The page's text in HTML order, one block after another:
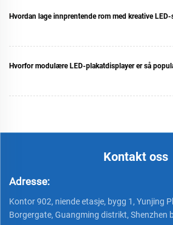
Hvordan lage innprentende rom med kreative LED-
Hvorfor modulære LED-plakatdisplayer er så
Kontakt oss
Adresse:
Kontor 902, niende etasje, bygg 1, Yunjing
Borgergate, Guangming distrikt, Shenzhen